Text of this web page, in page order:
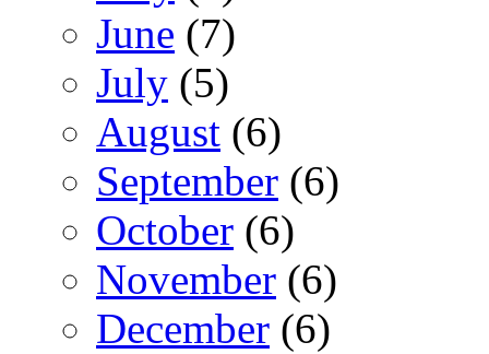
June (7)
July (5)
August (6)
September (6)
October (6)
November (6)
December (6)